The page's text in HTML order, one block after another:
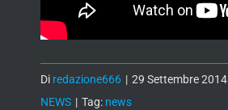
Di redazione666 | 29 Settembre 2014
NEWS | Tag: news